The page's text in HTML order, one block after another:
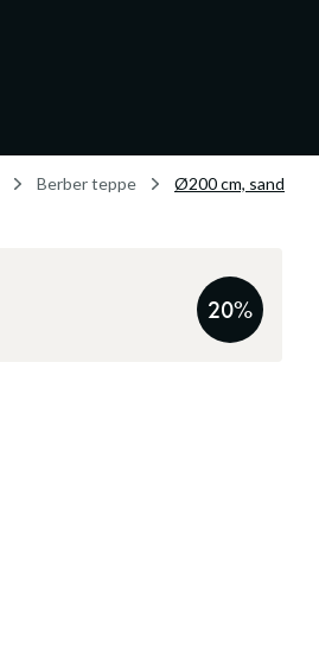
Berber teppe Ø200 cm, sand
20%